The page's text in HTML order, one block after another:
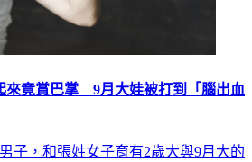
來竟賞巴掌 9月大娃被打到「腦出血
子，和張姓女子育有2歲大與9月大的